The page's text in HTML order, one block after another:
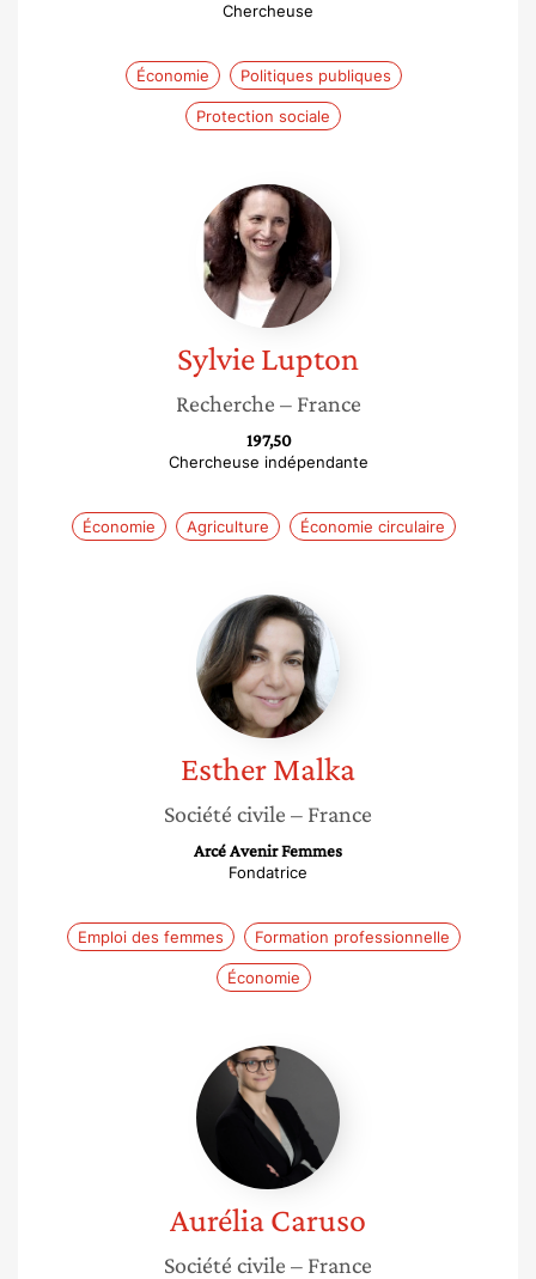
Chercheuse
Économie Politiques publiques
Protection sociale
Sylvie
Lupton
SylvieLupton
Recherche – France
197,50
Chercheuse indépendante
Économie Agriculture Économie circulaire
Esther
Malka
EstherMalka
Société civile – France
Arcé Avenir Femmes
Fondatrice
Emploi des femmes Formation professionnelle
Économie
Aurélia
Caruso
AuréliaCaruso
Société civile – France